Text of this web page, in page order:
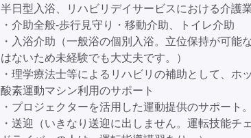
半日型入浴、リハビリデイサービスにおける介護
・介助全般‐歩行見守り・移動介助、トイレ介助
・入浴介助（一般浴の個別入浴。立位保持が可能
はないため未経験でも大丈夫です。）
・理学療法士等によるリハビリの補助として、ホ
酸素運動マシン利用のサポート
・プロジェクターを活用した運動提供のサポート。
・送迎（いきなり送迎に出しません。運転技能チ